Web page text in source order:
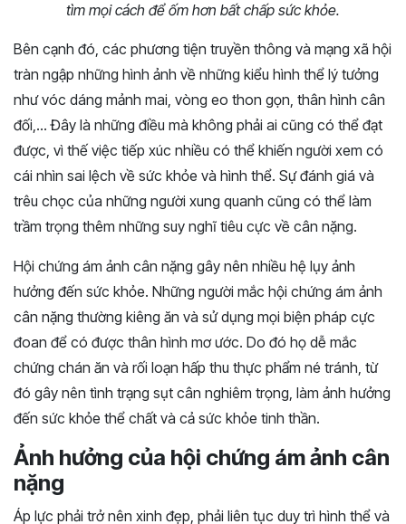
tìm mọi cách để ốm hơn bất chấp sức khỏe.
Bên cạnh đó, các phương tiện truyền thông và mạng xã hội
tràn ngập những hình ảnh về những kiểu hình thể lý tưởng
như vóc dáng mảnh mai, vòng eo thon gọn, thân hình cân
đối,… Đây là những điều mà không phải ai cũng có thể đạt
được, vì thế việc tiếp xúc nhiều có thể khiến người xem có
cái nhìn sai lệch về sức khỏe và hình thể. Sự đánh giá và
trêu chọc của những người xung quanh cũng có thể làm
trầm trọng thêm những suy nghĩ tiêu cực về cân nặng.
Hội chứng ám ảnh cân nặng gây nên nhiều hệ lụy ảnh
hưởng đến sức khỏe. Những người mắc hội chứng ám ảnh
cân nặng thường kiêng ăn và sử dụng mọi biện pháp cực
đoan để có được thân hình mơ ước. Do đó họ dễ mắc
chứng chán ăn và rối loạn hấp thu thực phẩm né tránh, từ
đó gây nên tình trạng sụt cân nghiêm trọng, làm ảnh hưởng
đến sức khỏe thể chất và cả sức khỏe tinh thần.
Ảnh hưởng của hội chứng ám ảnh cân
nặng
Áp lực phải trở nên xinh đẹp, phải liên tục duy trì hình thể và